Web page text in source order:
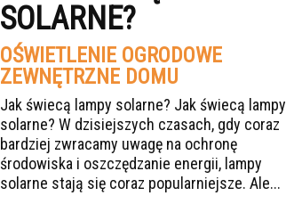
SOLARNE?
OŚWIETLENIE OGRODOWE
ZEWNĘTRZNE DOMU
Jak świecą lampy solarne? Jak świecą lampy
solarne? W dzisiejszych czasach, gdy coraz
bardziej zwracamy uwagę na ochronę
środowiska i oszczędzanie energii, lampy
solarne stają się coraz popularniejsze. Ale...